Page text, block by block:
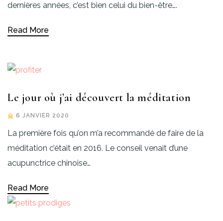
dernières années, c’est bien celui du bien-être….
Read More
Le jour où j’ai découvert la méditation
6 JANVIER 2020
La première fois qu’on m’a recommandé de faire de la
méditation c’était en 2016. Le conseil venait d’une
acupunctrice chinoise…
Read More